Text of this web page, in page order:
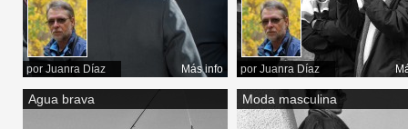
por Juanra Díaz Más info por Juanra Díaz
Agua brava Moda masculina